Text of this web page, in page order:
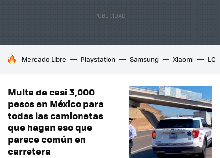
HOY SE HABLA DE
Mercado Libre Playstation Samsung Xiaomi LG
Multa de casi 3,000
pesos en México para
todas las camionetas
que hagan eso que
parece común en
carretera